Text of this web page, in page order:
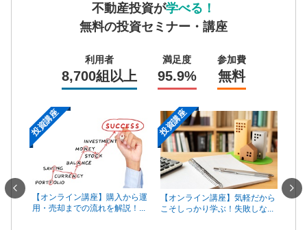
不動産投資が学べる！
無料の投資セミナー・講座
利用者
8,700組以上
満足度
95.9%
参加費
無料
手は
投資講座
【オンライン講座】購入から運
用・売却までの流れを解説！...
投資講座
【オンライン講座】気軽だから
こそしっかり学ぶ！失敗しな...
【オ